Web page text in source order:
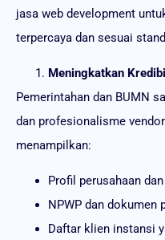
jasa web development
terpercaya dan sesuai
Meningkatkan
Pemerintahan dan BUMN
dan profesionalisme
menampilkan:
Profil perusahaan
NPWP dan dokumen
Daftar klien instansi